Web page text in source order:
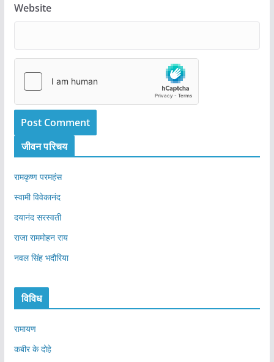
Website
जीवन परिचय
रामकृष्ण परमहंस
स्वामी विवेकानंद
दयानंद सरस्वती
राजा राममोहन राय
नवल सिंह भदौरिया
विविध
रामायण
कबीर के दोहे